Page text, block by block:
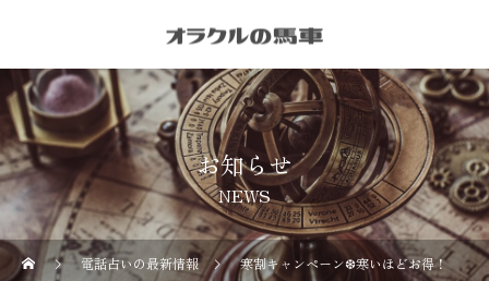
お知らせ
NEWS
電話占いの最新情報 寒割キャンペーン❆寒いほどお得！